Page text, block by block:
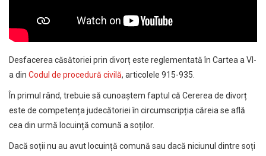
Desfacerea căsătoriei prin divorț este reglementată în Cartea a VI-
a din Codul de procedură civilă, articolele 915-935.
În primul rând, trebuie să cunoaștem faptul că Cererea de divorț
este de competența judecătoriei în circumscripția căreia se află
cea din urmă locuință comună a soților.
Dacă soții nu au avut locuință comună sau dacă niciunul dintre soți